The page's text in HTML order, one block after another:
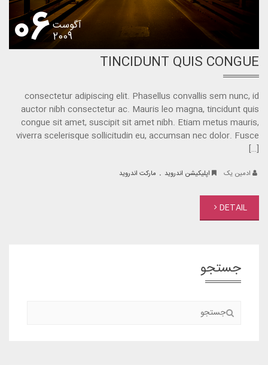
06آگوست
2009
TINCIDUNT QUIS CONGUE
consectetur adipiscing elit. Phasellus convallis sem nunc, id
auctor nibh consectetur ac. Mauris leo magna, tincidunt quis
congue sit amet, suscipit sit amet nibh. Etiam metus mauris,
viverra scelerisque sollicitudin eu, accumsan nec dolor. Fusce
[…]
ادمین یک اپلیکیشن اندروید . مارکت اندروید
DETAIL
جستجو